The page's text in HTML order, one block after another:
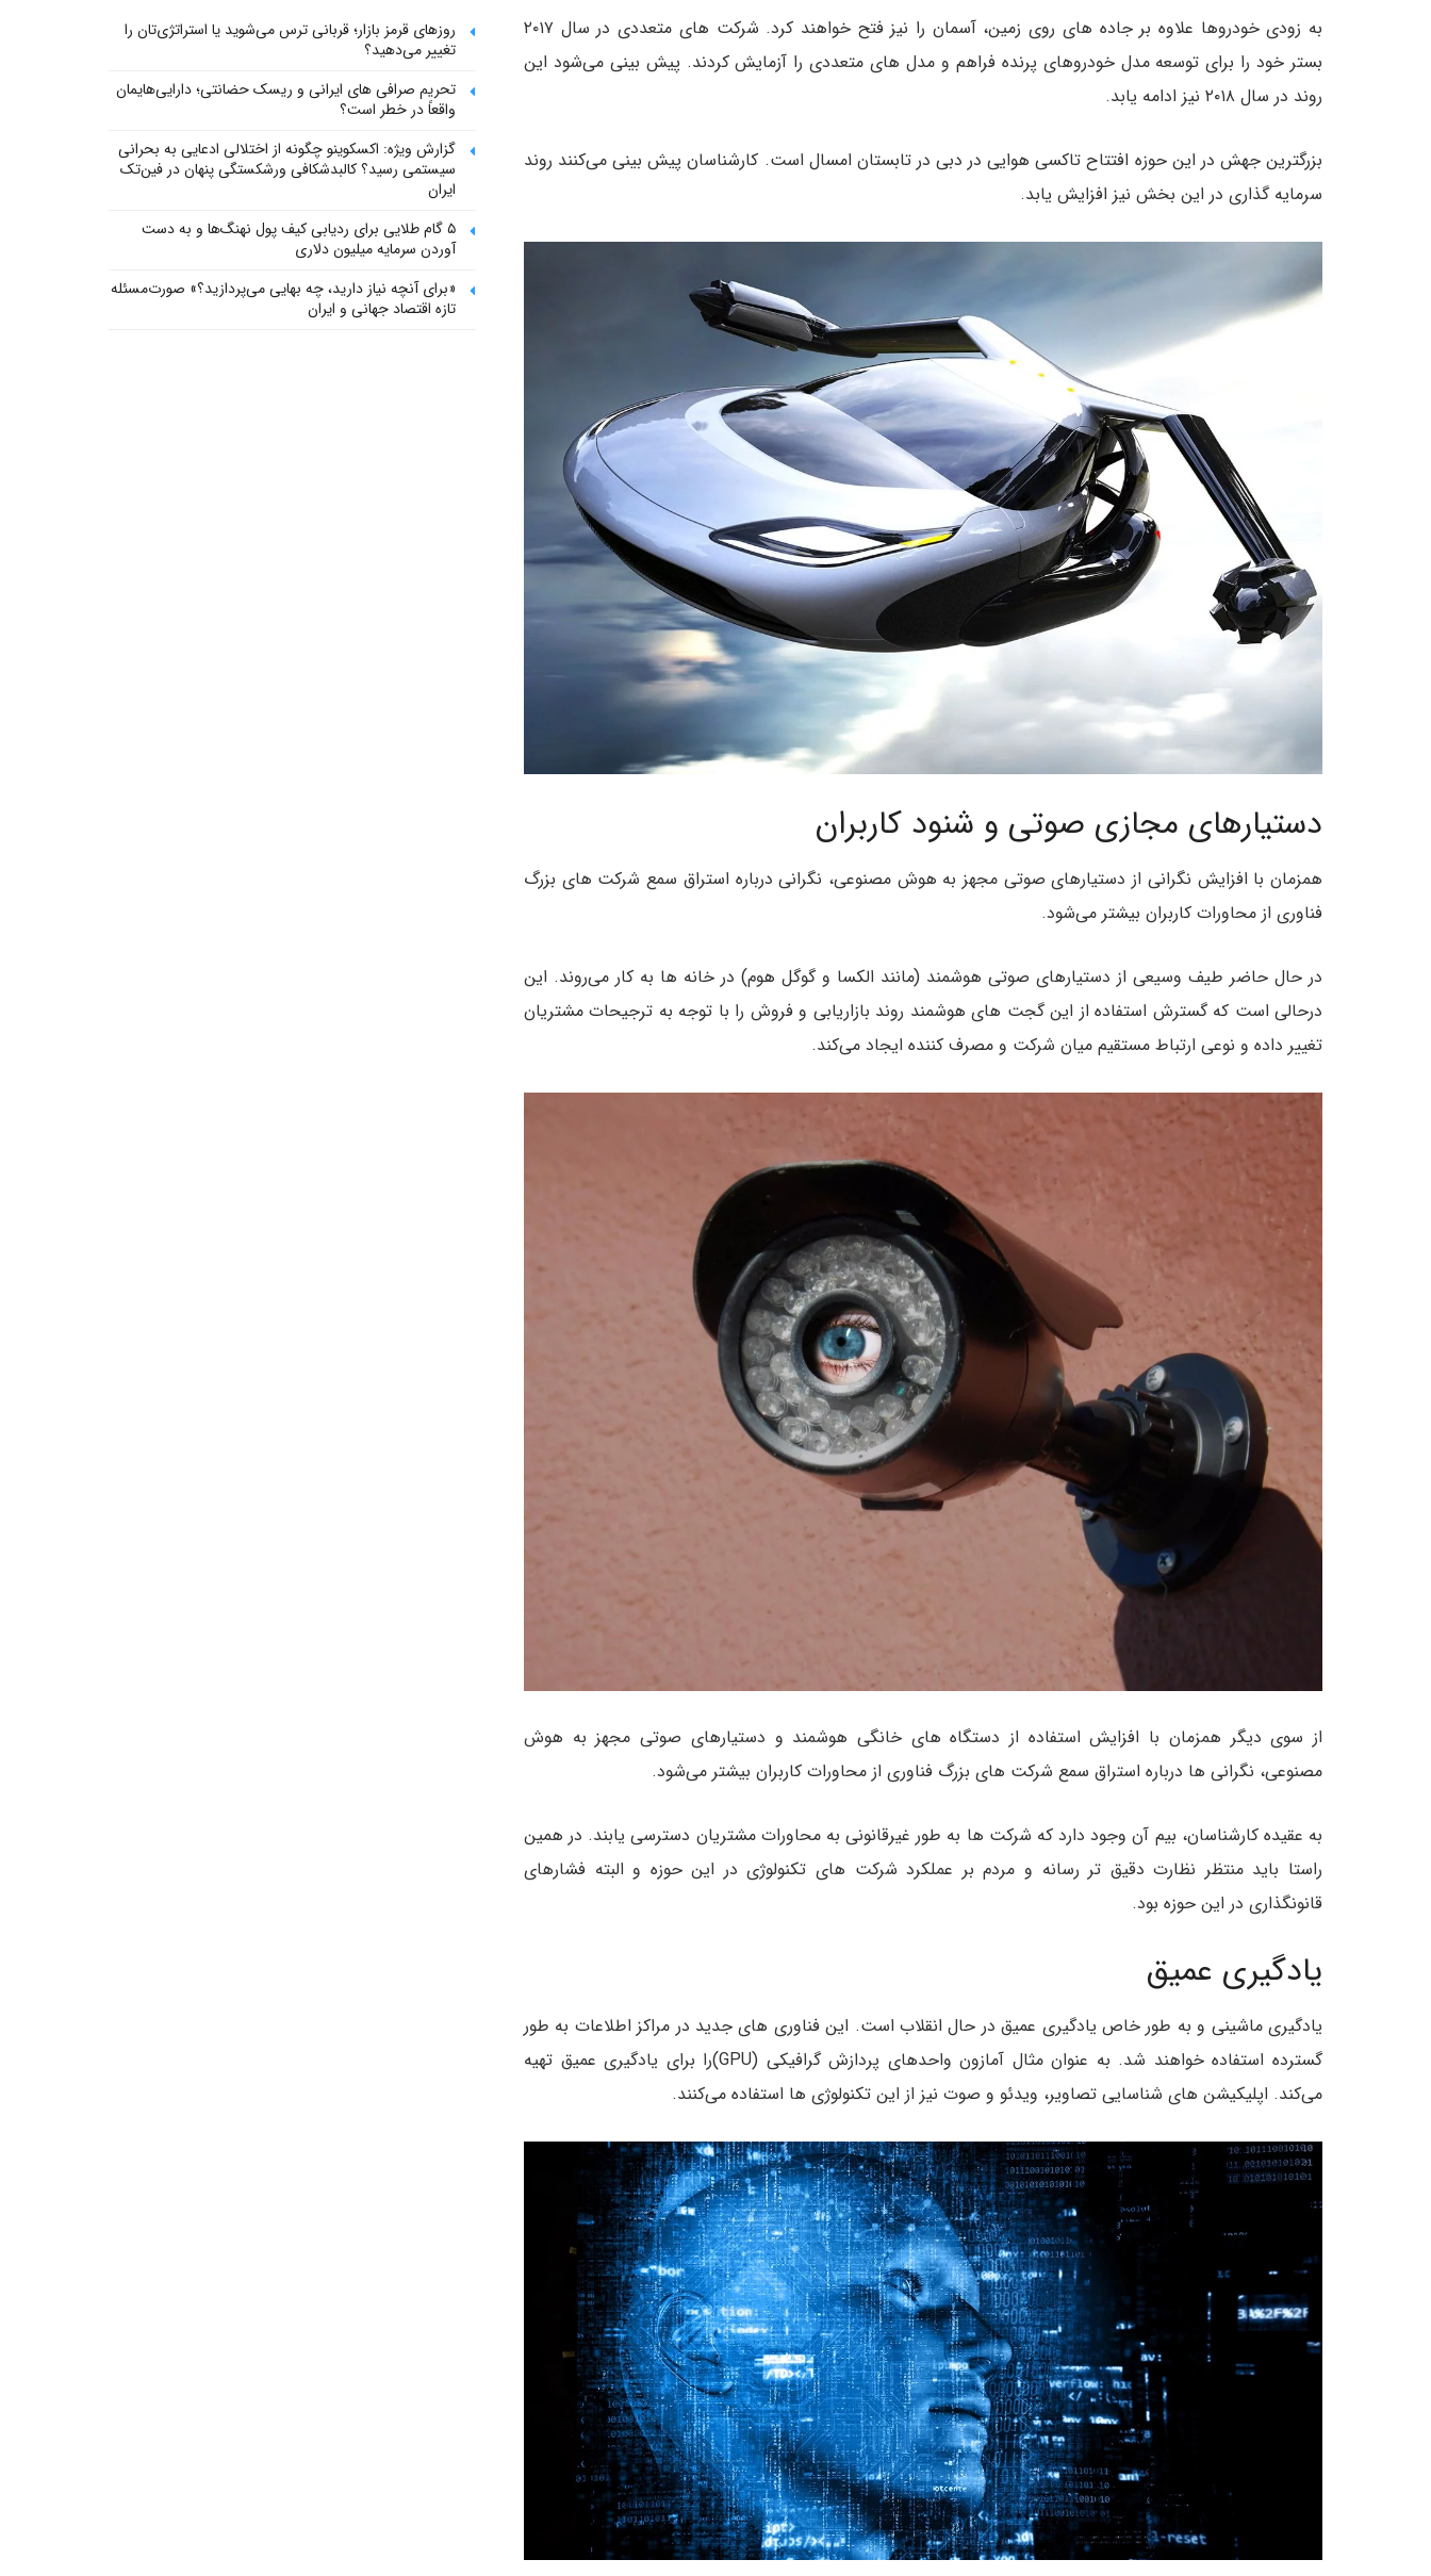
به زودی خودروها علاوه بر جاده های روی زمین، آسمان را نیز فتح خواهند کرد. شرکت های متعددی در سال ۲۰۱۷
بستر خود را برای توسعه مدل خودروهای پرنده فراهم و مدل های متعددی را آزمایش کردند. پیش بینی می‌شود این
روند در سال ۲۰۱۸ نیز ادامه یابد.
بزرگترین جهش در این حوزه افتتاح تاکسی هوایی در دبی در تابستان امسال است. کارشناسان پیش بینی می‌کنند روند
سرمایه گذاری در این بخش نیز افزایش یابد.
دستیارهای مجازی صوتی و شنود کاربران
همزمان با افزایش نگرانی از دستیارهای صوتی مجهز به هوش مصنوعی، نگرانی درباره استراق سمع شرکت های بزرگ
فناوری از محاورات کاربران بیشتر می‌شود.
در حال حاضر طیف وسیعی از دستیارهای صوتی هوشمند (مانند الکسا و گوگل هوم) در خانه ها به کار می‌روند. این
درحالی است که گسترش استفاده از این گجت های هوشمند روند بازاریابی و فروش را با توجه به ترجیحات مشتریان
تغییر داده و نوعی ارتباط مستقیم میان شرکت و مصرف کننده ایجاد می‌کند.
از سوی دیگر همزمان با افزایش استفاده از دستگاه های خانگی هوشمند و دستیارهای صوتی مجهز به هوش
مصنوعی، نگرانی ها درباره استراق سمع شرکت های بزرگ فناوری از محاورات کاربران بیشتر می‌شود.
به عقیده کارشناسان، بیم آن وجود دارد که شرکت ها به طور غیرقانونی به محاورات مشتریان دسترسی یابند. در همین
راستا باید منتظر نظارت دقیق تر رسانه و مردم بر عملکرد شرکت های تکنولوژی در این حوزه و البته فشارهای
قانونگذاری در این حوزه بود.
یادگیری عمیق
یادگیری ماشینی و به طور خاص یادگیری عمیق در حال انقلاب است. این فناوری های جدید در مراکز اطلاعات به طور
گسترده استفاده خواهند شد. به عنوان مثال آمازون واحدهای پردازش گرافیکی (GPU)را برای یادگیری عمیق تهیه
می‌کند. اپلیکیشن های شناسایی تصاویر، ویدئو و صوت نیز از این تکنولوژی ها استفاده می‌کنند.
روزهای قرمز بازار؛ قربانی ترس می‌شوید یا استراتژی‌تان را
تغییر می‌دهید؟
تحریم صرافی های ایرانی و ریسک حضانتی؛ دارایی‌هایمان
واقعاً در خطر است؟
گزارش ویژه: اکسکوینو چگونه از اختلالی ادعایی به بحرانی
سیستمی رسید؟ کالبدشکافی ورشکستگی پنهان در فین‌تک
ایران
۵ گام طلایی برای ردیابی کیف پول‌ نهنگ‌ها و به دست
آوردن سرمایه میلیون دلاری
«برای آنچه نیاز دارید، چه بهایی می‌پردازید؟» صورت‌مسئله
تازه اقتصاد جهانی و ایران